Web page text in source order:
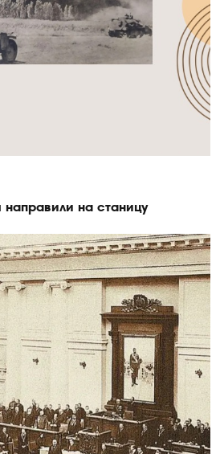
на станицу